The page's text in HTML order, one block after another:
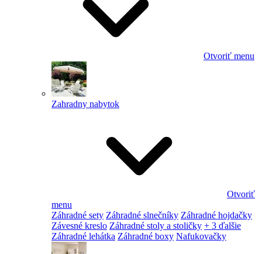
Otvoriť menu
Zahradny nabytok
Otvoriť
menu
Záhradné sety Záhradné slnečníky Záhradné hojdačky
Závesné kreslo Záhradné stoly a stoličky + 3 ďalšie
Záhradné lehátka Záhradné boxy Nafukovačky